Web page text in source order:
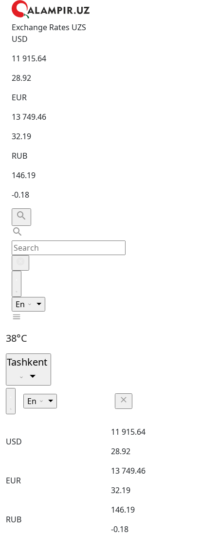
Exchange Rates UZS
USD
11 915.64
28.92
EUR
13 749.46
32.19
RUB
146.19
-0.18
En
38°C
Tashkent
En
USD
11 915.64
28.92
EUR
13 749.46
32.19
RUB
146.19
-0.18